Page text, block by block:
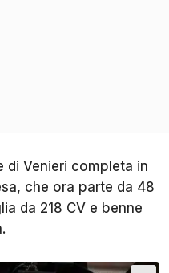
di Venieri completa in
che ora parte da 48
da 218 CV e benne